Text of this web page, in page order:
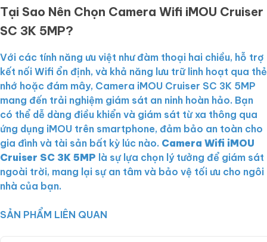
Tại Sao Nên Chọn Camera Wifi iMOU Cruiser
SC 3K 5MP?
Với các tính năng ưu việt như đàm thoại hai chiều, hỗ trợ
kết nối Wifi ổn định, và khả năng lưu trữ linh hoạt qua thẻ
nhớ hoặc đám mây, Camera iMOU Cruiser SC 3K 5MP
mang đến trải nghiệm giám sát an ninh hoàn hảo. Bạn
có thể dễ dàng điều khiển và giám sát từ xa thông qua
ứng dụng iMOU trên smartphone, đảm bảo an toàn cho
gia đình và tài sản bất kỳ lúc nào. Camera Wifi iMOU
Cruiser SC 3K 5MP là sự lựa chọn lý tưởng để giám sát
ngoài trời, mang lại sự an tâm và bảo vệ tối ưu cho ngôi
nhà của bạn.
SẢN PHẨM LIÊN QUAN